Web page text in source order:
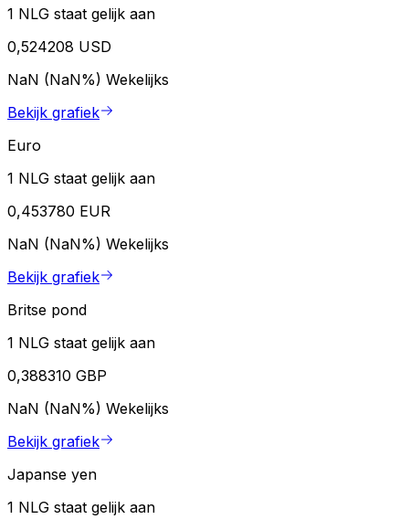
1 NLG staat gelijk aan
0,524208 USD
NaN (NaN%) Wekelijks
Bekijk grafiek
Euro
1 NLG staat gelijk aan
0,453780 EUR
NaN (NaN%) Wekelijks
Bekijk grafiek
Britse pond
1 NLG staat gelijk aan
0,388310 GBP
NaN (NaN%) Wekelijks
Bekijk grafiek
Japanse yen
1 NLG staat gelijk aan